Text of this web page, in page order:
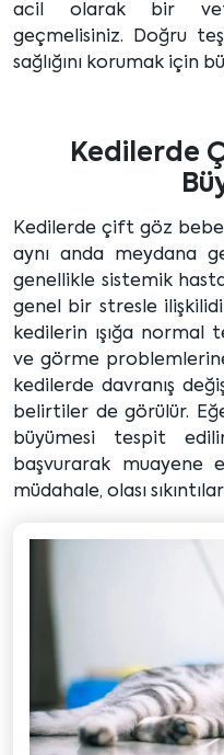
acil olarak bir
geçmelisiniz. Doğru
sağlığını korumak için
Kedilerde
Kedilerde çift göz
aynı anda meydana
genellikle sistemik
genel bir stresle
kedilerin ışığa
ve görme
kedilerde davranış
belirtiler de görülür.
büyümesi tespit
başvurarak muayene
müdahale, olası